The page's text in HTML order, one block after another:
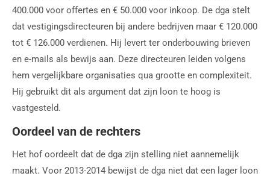
400.000 voor offertes en € 50.000 voor inkoop. De dga stelt
dat vestigingsdirecteuren bij andere bedrijven maar € 120.000
tot € 126.000 verdienen. Hij levert ter onderbouwing brieven
en e-mails als bewijs aan. Deze directeuren leiden volgens
hem vergelijkbare organisaties qua grootte en complexiteit.
Hij gebruikt dit als argument dat zijn loon te hoog is
vastgesteld.
Oordeel van de rechters
Het hof oordeelt dat de dga zijn stelling niet aannemelijk
maakt. Voor 2013-2014 bewijst de dga niet dat een lager loon